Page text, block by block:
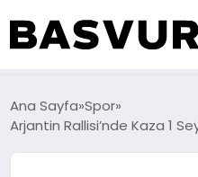
BAŞVURULAR
BAYILIKLER
Ana Sayfa Spor
Arjantin Rallisi’nde Kaza 1